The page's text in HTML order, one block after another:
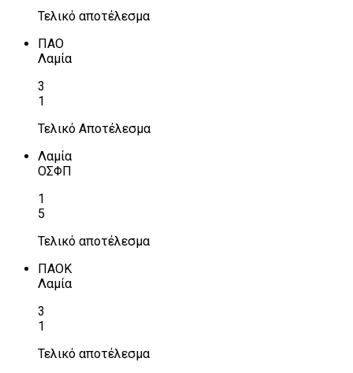
Τελικό αποτέλεσμα
ΠΑΟ
Λαμία
3
1
Τελικό Αποτέλεσμα
Λαμία
ΟΣΦΠ
1
5
Τελικό αποτέλεσμα
ΠΑΟΚ
Λαμία
3
1
Τελικό αποτέλεσμα